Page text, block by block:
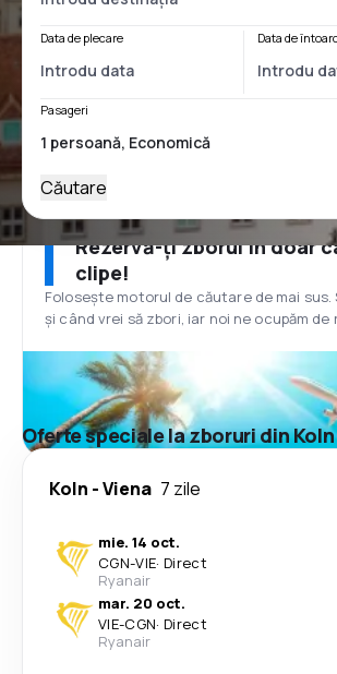
Data de plecare Data de
Pasageri
Căutare
Rezervă-ți zborul în doar
clipe!
Folosește motorul de căutare de mai sus.
și când vrei să zbori, iar noi ne ocupăm de
Oferte speciale la zboruri din
Koln -Viena 7 zile
mie. 14 oct.
CGN-VIE· Direct
Ryanair
mar. 20 oct.
VIE-CGN· Direct
Ryanair